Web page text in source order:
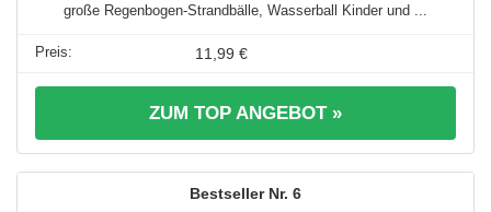
große Regenbogen-Strandbälle, Wasserball Kinder und ...
11,99 €
ZUM TOP ANGEBOT »
6